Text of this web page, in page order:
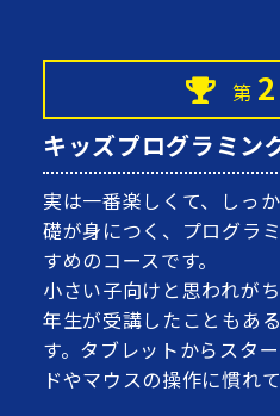
第 2
キッズプログラミン
実は一番楽しくて、しっ
礎が身につく、プログラ
すめのコースです。
小さい子向けと思われが
年生が受講したこともあ
す。タブレットからスタ
ドやマウスの操作に慣れ